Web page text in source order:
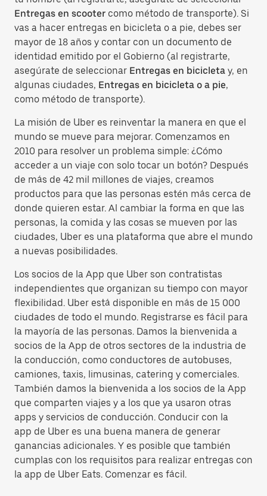
Entregas en scooter como método de transporte). Si
vas a hacer entregas en bicicleta o a pie, debes ser
mayor de 18 años y contar con un documento de
identidad emitido por el Gobierno (al registrarte,
asegúrate de seleccionar Entregas en bicicleta y, en
algunas ciudades, Entregas en bicicleta o a pie,
como método de transporte).
La misión de Uber es reinventar la manera en que el
mundo se mueve para mejorar. Comenzamos en
2010 para resolver un problema simple: ¿Cómo
acceder a un viaje con solo tocar un botón? Después
de más de 42 mil millones de viajes, creamos
productos para que las personas estén más cerca de
donde quieren estar. Al cambiar la forma en que las
personas, la comida y las cosas se mueven por las
ciudades, Uber es una plataforma que abre el mundo
a nuevas posibilidades.
Los socios de la App que Uber son contratistas
independientes que organizan su tiempo con mayor
flexibilidad. Uber está disponible en más de 15 000
ciudades de todo el mundo. Registrarse es fácil para
la mayoría de las personas. Damos la bienvenida a
socios de la App de otros sectores de la industria de
la conducción, como conductores de autobuses,
camiones, taxis, limusinas, catering y comerciales.
También damos la bienvenida a los socios de la App
que comparten viajes y a los que ya usaron otras
apps y servicios de conducción. Conducir con la
app de Uber es una buena manera de generar
ganancias adicionales. Y es posible que también
cumplas con los requisitos para realizar entregas con
la app de Uber Eats. Comenzar es fácil.